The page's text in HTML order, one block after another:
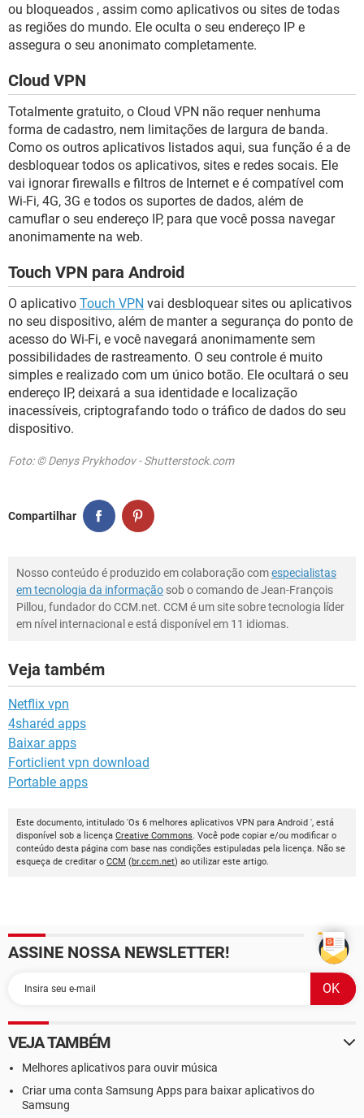
ou bloqueados , assim como aplicativos ou sites de todas
as regiões do mundo. Ele oculta o seu endereço IP e
assegura o seu anonimato completamente.
Cloud VPN
Totalmente gratuito, o Cloud VPN não requer nenhuma
forma de cadastro, nem limitações de largura de banda.
Como os outros aplicativos listados aqui, sua função é a de
desbloquear todos os aplicativos, sites e redes socais. Ele
vai ignorar firewalls e filtros de Internet e é compatível com
Wi-Fi, 4G, 3G e todos os suportes de dados, além de
camuflar o seu endereço IP, para que você possa navegar
anonimamente na web.
Touch VPN para Android
O aplicativo Touch VPN vai desbloquear sites ou aplicativos
no seu dispositivo, além de manter a segurança do ponto de
acesso do Wi-Fi, e você navegará anonimamente sem
possibilidades de rastreamento. O seu controle é muito
simples e realizado com um único botão. Ele ocultará o seu
endereço IP, deixará a sua identidade e localização
inacessíveis, criptografando todo o tráfico de dados do seu
dispositivo.
Foto: © Denys Prykhodov - Shutterstock.com
Compartilhar
Nosso conteúdo é produzido em colaboração comespecialistas
em tecnologia da informação sob o comando de Jean-François
Pillou, fundador do CCM.net. CCM é um site sobre tecnologia líder
em nível internacional e está disponível em 11 idiomas.
Veja também
Netflix vpn
4sharéd apps
Baixar apps
Forticlient vpn download
Portable apps
Este documento, intitulado 'Os 6 melhores aplicativos VPN para Android ', está
disponível sob a licença Creative Commons. Você pode copiar e/ou modificar o
conteúdo desta página com base nas condições estipuladas pela licença. Não se
esqueça de creditar o CCM (br.ccm.net) ao utilizar este artigo.
ASSINE NOSSA NEWSLETTER!
VEJA TAMBÉM
Melhores aplicativos para ouvir música
Criar uma conta Samsung Apps para baixar aplicativos do
Samsung